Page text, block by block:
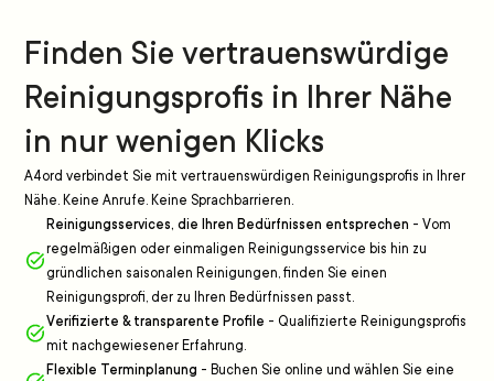
Finden Sie vertrauenswürdige
Reinigungsprofis in Ihrer Nähe
in nur wenigen Klicks
A4ord verbindet Sie mit vertrauenswürdigen Reinigungsprofis in Ihrer
Nähe. Keine Anrufe. Keine Sprachbarrieren.
Reinigungsservices, die Ihren Bedürfnissen entsprechen - Vom
regelmäßigen oder einmaligen Reinigungsservice bis hin zu
gründlichen saisonalen Reinigungen, finden Sie einen
Reinigungsprofi, der zu Ihren Bedürfnissen passt.
Verifizierte & transparente Profile - Qualifizierte Reinigungsprofis
mit nachgewiesener Erfahrung.
Flexible Terminplanung - Buchen Sie online und wählen Sie eine